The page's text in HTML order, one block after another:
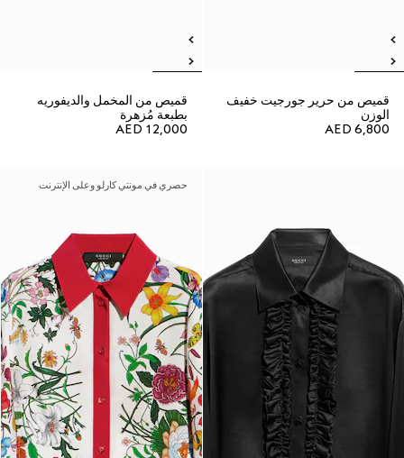
قميص من حرير جورجيت خفيف
الوزن
AED 6,800
قميص من المخمل والديفوريه
بطبعة مُزهرة
AED 12,000
حصري في مونتي كارلو وعلى الإنترنت